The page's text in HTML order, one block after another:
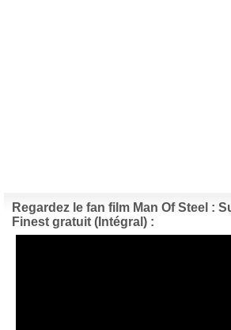
Regardez le fan film Man Of Steel :
Finest gratuit (Intégral) :